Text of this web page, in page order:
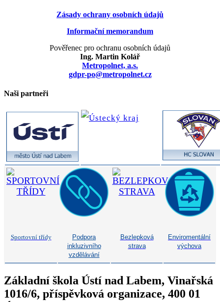
Zásady ochrany osobních údajů
Informační memorandum
Pověřenec pro ochranu osobních údajů
Ing. Martin Kolář
Metropolnet, a.s.
gdpr-po@metropolnet.cz
Naši partneři
Sportovní třídy
Podpora
inkluzivního
vzdělávání
Bezlepková
strava
Enviromentální
výchova
Základní škola Ústí nad Labem, Vinařská
1016/6, příspěvková organizace, 400 01